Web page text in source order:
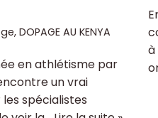
à
, DOPAGE AU KENYA
en athlétisme par
un vrai
spécialistes